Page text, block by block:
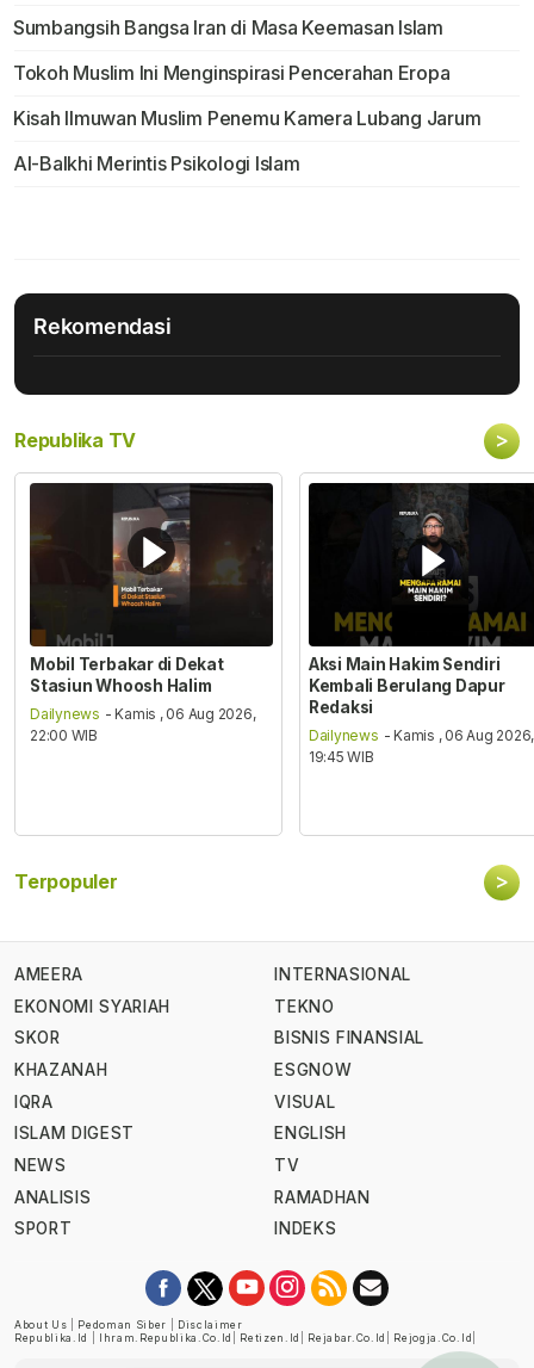
Sumbangsih Bangsa Iran di Masa Keemasan Islam
Tokoh Muslim Ini Menginspirasi Pencerahan Eropa
Kisah Ilmuwan Muslim Penemu Kamera Lubang Jarum
Al-Balkhi Merintis Psikologi Islam
Rekomendasi
Republika TV >
Mobil Terbakar di Dekat
Stasiun Whoosh Halim
Dailynews - Kamis , 06 Aug 2026,
22:00 WIB
Aksi Main Hakim Sendiri
Kembali Berulang Dapur
Redaksi
Dailynews - Kamis , 06 Aug 2026,
19:45 WIB
Terpopuler >
AMEERA
EKONOMI SYARIAH
SKOR
KHAZANAH
IQRA
ISLAM DIGEST
NEWS
ANALISIS
SPORT
INTERNASIONAL
TEKNO
BISNIS FINANSIAL
ESGNOW
VISUAL
ENGLISH
TV
RAMADHAN
INDEKS
About Us Pedoman Siber
Disclaimer
Republika.id
Ihram.republika.co.id Retizen.id Rejabar.co.id Rejogja.co.id